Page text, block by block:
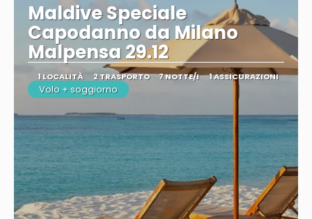
Maldive Speciale
Capodanno da Milano
Malpensa 29.12
1 LOCALITÀ 2 TRASPORTO 7 NOTTE/I 1 ASSICURAZIONI
Volo + soggiorno